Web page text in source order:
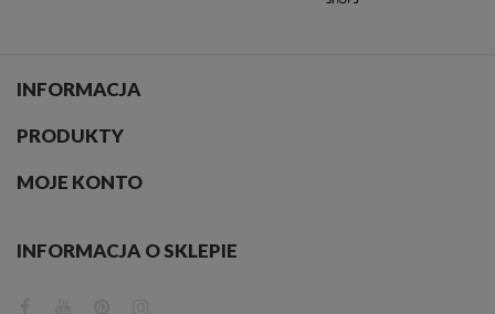
INFORMACJA
PRODUKTY
MOJE KONTO
INFORMACJA O SKLEPIE